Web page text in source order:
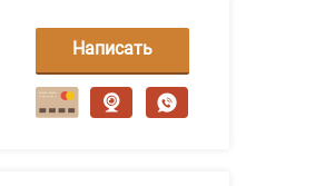
Написать
сообщение